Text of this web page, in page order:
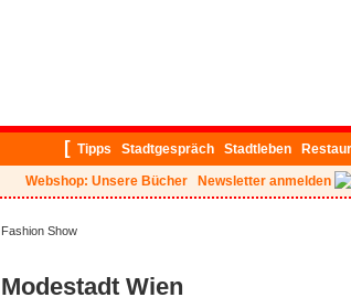
[ Tipps Stadtgespräch Stadtleben
Webshop: Unsere Bücher Newsletter anmelden
Fashion Show
Modestadt Wien